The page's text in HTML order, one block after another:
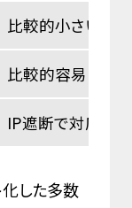
比較的小さい
比較的容易
IP遮断で対応可能
化した多数